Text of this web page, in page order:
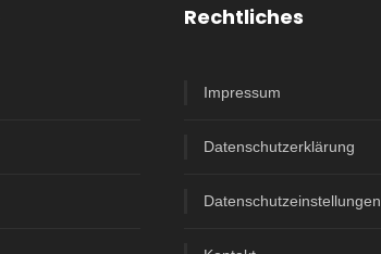
Rechtliches
Impressum
Datenschutzerklärung
Datenschutzeinstellungen